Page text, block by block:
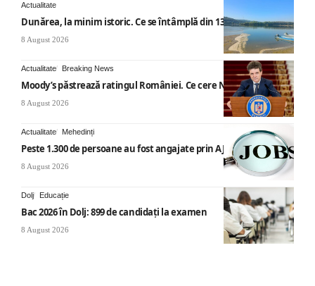
Actualitate
Dunărea, la minim istoric. Ce se întâmplă din 13 august
8 August 2026
Actualitate Breaking News
Moody’s păstrează ratingul României. Ce cere Nicușor Dan
8 August 2026
Actualitate Mehedinți
Peste 1.300 de persoane au fost angajate prin AJOFM Mehedinți
8 August 2026
Dolj Educație
Bac 2026 în Dolj: 899 de candidați la examen
8 August 2026